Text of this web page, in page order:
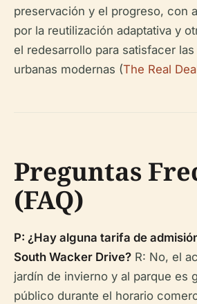
preservación y el progreso, con
por la reutilización adaptativa y
el redesarrollo para satisfacer
urbanas modernas (The Real
Preguntas
(FAQ)
P: ¿Hay alguna tarifa de
South Wacker Drive? R: No, el
jardín de invierno y al parque es
público durante el horario